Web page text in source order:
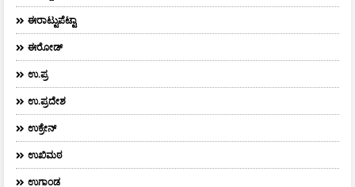
ಈರಾಟ್ಟುಪೆಟ್ಟಾ
ಈರೋಡ್
ಉ.ಪ್ರ
ಉ.ಪ್ರದೇಶ
ಉಕ್ರೇನ್
ಉಖಿಮಠ
ಉಗಾಂಡ